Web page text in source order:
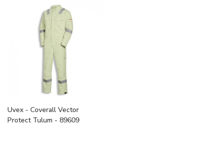
Uvex - Coverall Vector
Protect Tulum - 89609